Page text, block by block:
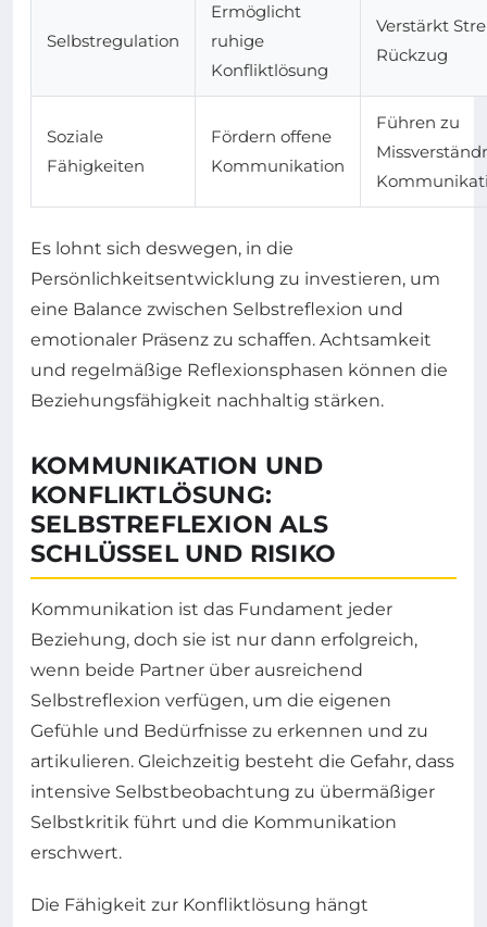
Selbstregulation
Ermöglicht
ruhige
Konfliktlösung
Verstärkt
Rückzug
Soziale
Fähigkeiten
Fördern offene
Kommunikation
Führen zu
Es lohnt sich deswegen, in die
Persönlichkeitsentwicklung zu investieren, um
eine Balance zwischen Selbstreflexion und
emotionaler Präsenz zu schaffen. Achtsamkeit
und regelmäßige Reflexionsphasen können die
Beziehungsfähigkeit nachhaltig stärken.
KOMMUNIKATION UND
KONFLIKTLÖSUNG:
SELBSTREFLEXION ALS
SCHLÜSSEL UND RISIKO
Kommunikation ist das Fundament jeder
Beziehung, doch sie ist nur dann erfolgreich,
wenn beide Partner über ausreichend
Selbstreflexion verfügen, um die eigenen
Gefühle und Bedürfnisse zu erkennen und zu
artikulieren. Gleichzeitig besteht die Gefahr, dass
intensive Selbstbeobachtung zu übermäßiger
Selbstkritik führt und die Kommunikation
erschwert.
Die Fähigkeit zur Konfliktlösung hängt